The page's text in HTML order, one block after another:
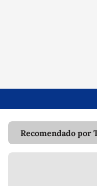
Recomendado por